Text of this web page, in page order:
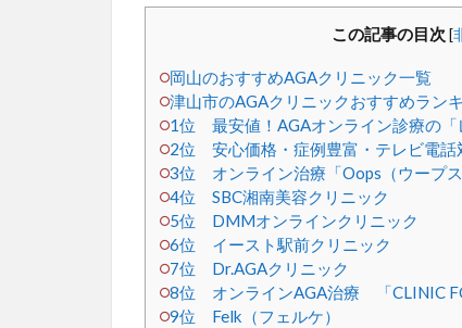
この記事の目次 [
岡山のおすすめAGAクリニック一覧
津山市のAGAクリニックおすすめラン
1位 最安値！AGAオンライン診療の「
2位 安心価格・症例豊富・テレビ電話
3位 オンライン治療「Oops（ウープス
4位 SBC湘南美容クリニック
5位 DMMオンラインクリニック
6位 イースト駅前クリニック
7位 Dr.AGAクリニック
8位 オンラインAGA治療 「CLINIC
9位 Felk（フェルケ）